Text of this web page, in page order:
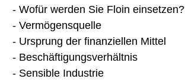
- Wofür werden Sie Floin einsetzen?
- Vermögensquelle
- Ursprung der finanziellen Mittel
- Beschäftigungsverhältnis
- Sensible Industrie